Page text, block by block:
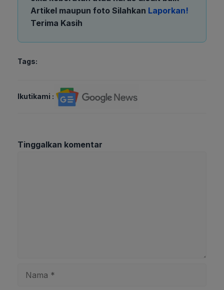
Artikel maupun foto Silahkan Laporkan!
Terima Kasih
Tags:
Ikutikami :
Tinggalkan komentar